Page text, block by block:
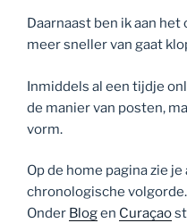
Daarnaast ben ik aan
meer sneller van gaat
Inmiddels al een tijdje
de manier van posten,
vorm.
Op de home pagina zie
chronologische volgorde.
Onder Blogen Curaçao